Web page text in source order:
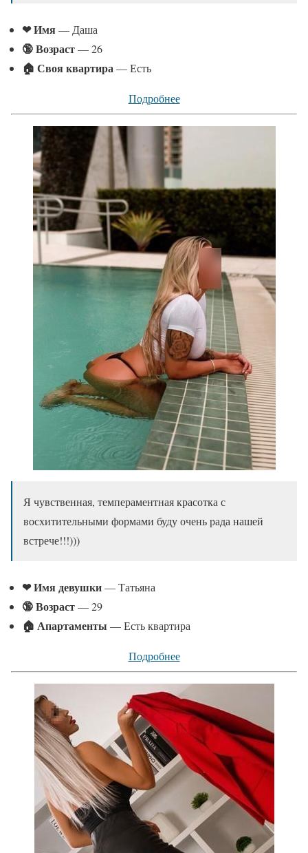
❤ Имя— Даша
🔞 Возраст— 26
🏠 Своя квартира— Есть
Подробнее
Я чувственная, темпераментная красотка с
восхитительными формами буду очень рада нашей
встрече!!!)))
❤ Имя девушки— Татьяна
🔞 Возраст— 29
🏠 Апартаменты — Есть квартира
Подробнее